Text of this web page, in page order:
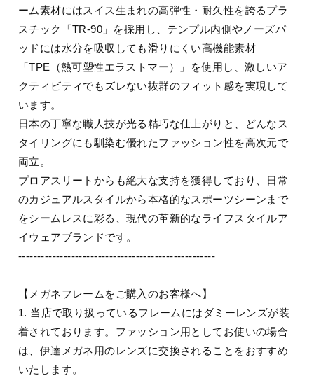
ーム素材にはスイス生まれの高弾性・耐久性を誇るプラ
スチック「TR-90」を採用し、テンプル内側やノーズパ
ッドには水分を吸収しても滑りにくい高機能素材
「TPE（熱可塑性エラストマー）」を使用し、激しいア
クティビティでもズレない抜群のフィット感を実現して
います。
日本の丁寧な職人技が光る精巧な仕上がりと、どんなス
タイリングにも馴染む優れたファッション性を高次元で
両立。
プロアスリートからも絶大な支持を獲得しており、日常
のカジュアルスタイルから本格的なスポーツシーンまで
をシームレスに彩る、現代の革新的なライフスタイルア
イウェアブランドです。
----------------------------------------------------
【メガネフレームをご購入のお客様へ】
1. 当店で取り扱っているフレームにはダミーレンズが装
着されております。ファッション用としてお使いの場合
は、伊達メガネ用のレンズに交換されることをおすすめ
いたします。